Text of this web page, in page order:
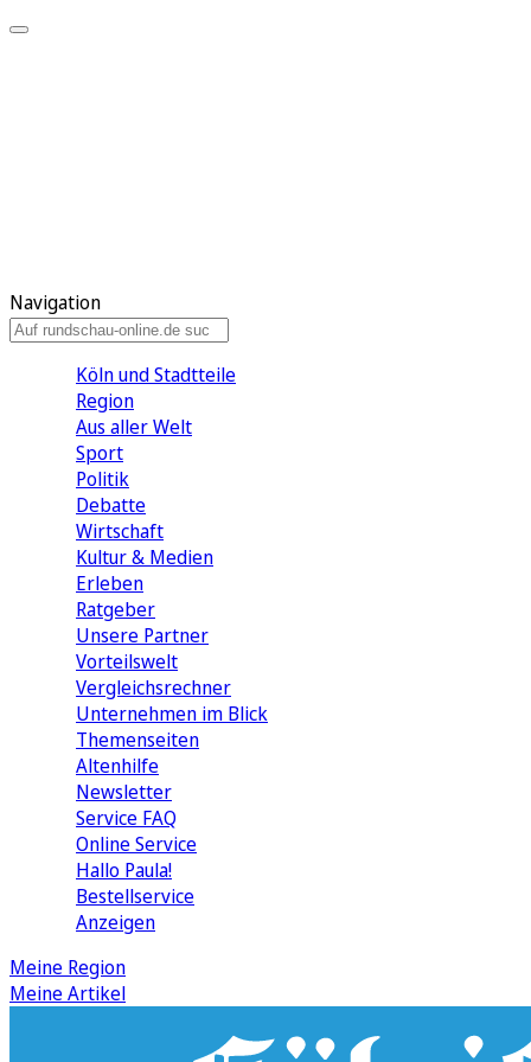
Navigation
Köln und Stadtteile
Region
Aus aller Welt
Sport
Politik
Debatte
Wirtschaft
Kultur & Medien
Erleben
Ratgeber
Unsere Partner
Vorteilswelt
Vergleichsrechner
Unternehmen im Blick
Themenseiten
Altenhilfe
Newsletter
Service FAQ
Online Service
Hallo Paula!
Bestellservice
Anzeigen
Meine Region
Meine Artikel